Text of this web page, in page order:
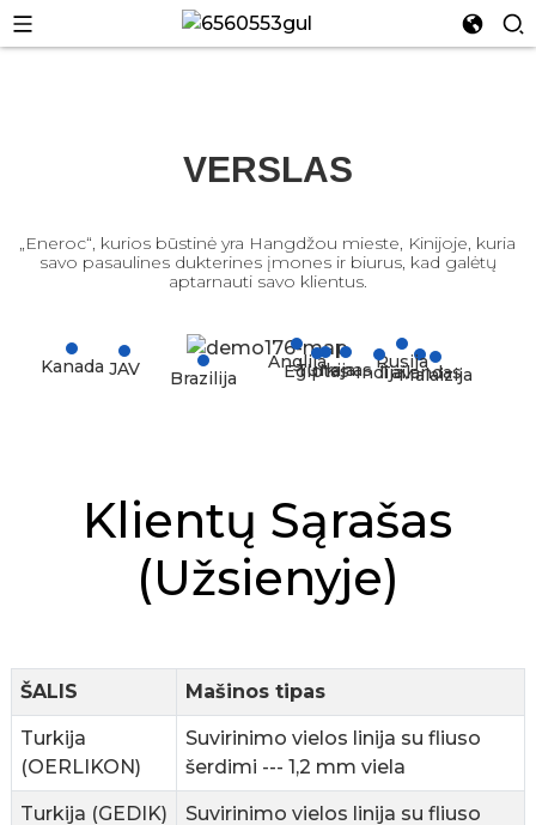
VERSLAS
„Eneroc“, kurios būstinė yra Hangdžou mieste, Kinijoje, kuria
savo pasaulines dukterines įmones ir biurus, kad galėtų
aptarnauti savo klientus.
Kanada JAV Turkija
Anglija
Malaizija
Brazilija Egiptas Tailandas
Rusija
IranasIndija
Klientų Sąrašas
(užsienyje)
ŠALIS Mašinos tipas
Turkija
(OERLIKON)
Suvirinimo vielos linija su fliuso
šerdimi --- 1,2 mm viela
Turkija (GEDIK)
Suvirinimo vielos linija su fliuso